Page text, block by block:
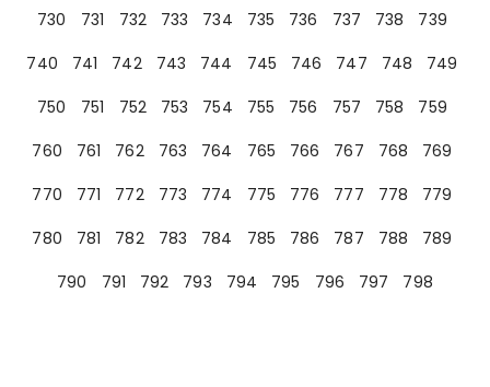
730
731 732 733 734 735 736 737 738
739
740
741 742 743 744 745 746 747 748
749
750
751 752 753 754 755 756 757 758
759
760
761 762 763 764 765 766 767 768
769
770
771 772 773 774 775 776 777 778
779
780
781 782 783 784 785 786 787 788
789
790
791 792 793 794 795 796 797 798